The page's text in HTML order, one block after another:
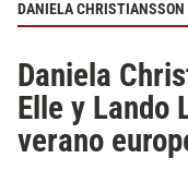
DANIELA
Daniela
Elle y Lando
verano